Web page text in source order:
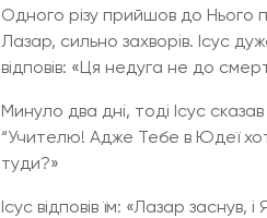
Одного різу прийшов до Нього
Лазар, сильно захворів. Ісус
відповів: «Ця недуга не до
Минуло два дні, тоді Ісус
“Учителю! Адже Тебе в Юдеї
туди?»
Ісус відповів їм: «Лазар